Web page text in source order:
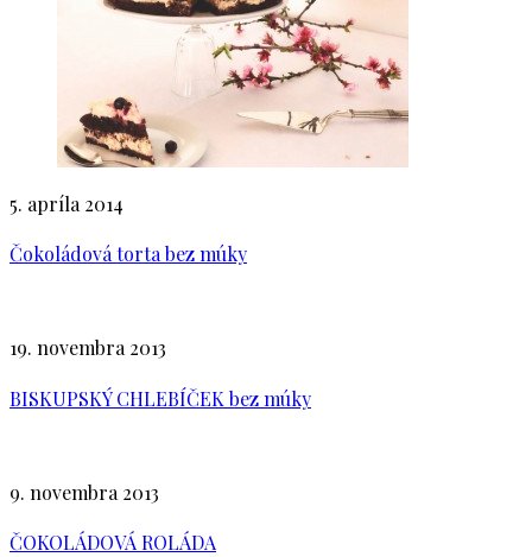
5. apríla 2014
Čokoládová torta bez múky
19. novembra 2013
BISKUPSKÝ CHLEBÍČEK bez múky
9. novembra 2013
ČOKOLÁDOVÁ ROLÁDA